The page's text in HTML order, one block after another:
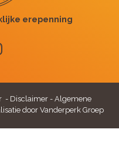
- Disclaimer- Algemene
door Vanderperk Groep